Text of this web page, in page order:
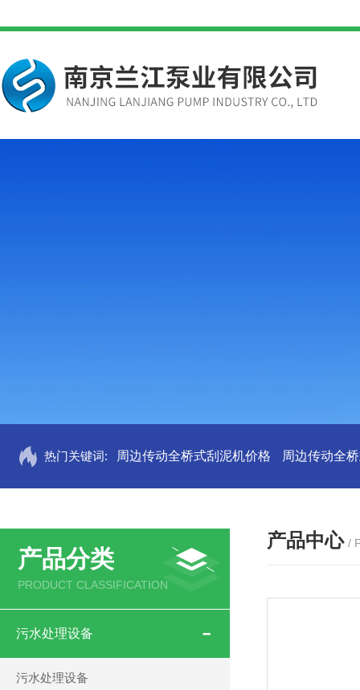
热门关键词: 周边传动全桥式刮泥机价格 周边传动全
产品分类
PRODUCT CLASSIFICATION
污水处理设备
污水处理设备
产品中心 /